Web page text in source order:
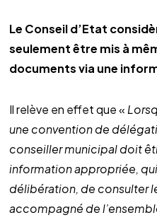
Le Conseil d’Etat
seulement être mis à
documents via une
Il relève en effet que «
une convention de
conseiller municipal doit
information appropriée,
délibération, de consulter
accompagné de